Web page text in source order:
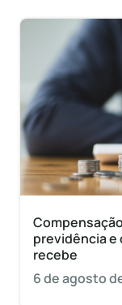
previdência e
recebe
6 de agosto